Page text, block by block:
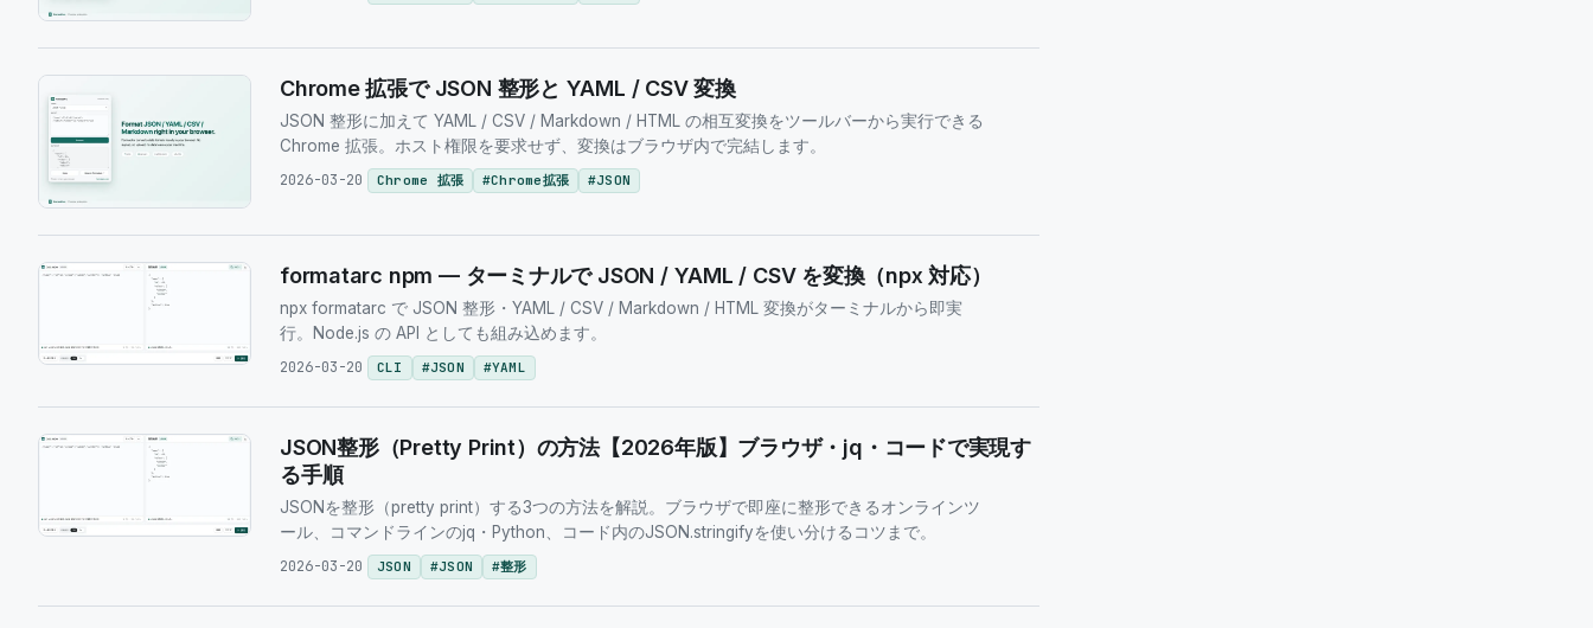
Chrome 拡張で JSON 整形と YAML / CSV 変換
JSON 整形に加えて YAML / CSV / Markdown / HTML の相互変換をツールバーから実行できる
Chrome 拡張。ホスト権限を要求せず、変換はブラウザ内で完結します。
2026-03-20
Chrome 拡張 #Chrome拡張 #JSON
formatarc npm — ターミナルで JSON / YAML / CSV を変換（npx 対応）
npx formatarc で JSON 整形・YAML / CSV / Markdown / HTML 変換がターミナルから即実
行。Node.js の API としても組み込めます。
2026-03-20
CLI #JSON #YAML
JSON整形（Pretty Print）の方法【2026年版】ブラウザ・jq・コードで実現す
る手順
JSONを整形（pretty print）する3つの方法を解説。ブラウザで即座に整形できるオンラインツ
ール、コマンドラインのjq・Python、コード内のJSON.stringifyを使い分けるコツまで。
2026-03-20
JSON #JSON #整形